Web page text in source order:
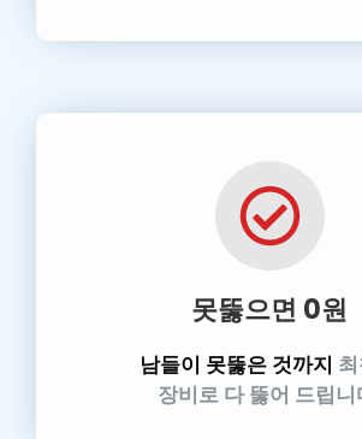
못뚫으면 0원
남들이 못뚫은 것까지
장비로 다 뚫어 드립니